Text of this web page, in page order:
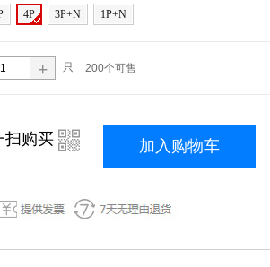
4P 3P+N 1P+N
+ 只 200个可售
加入购物车
扫购买 i